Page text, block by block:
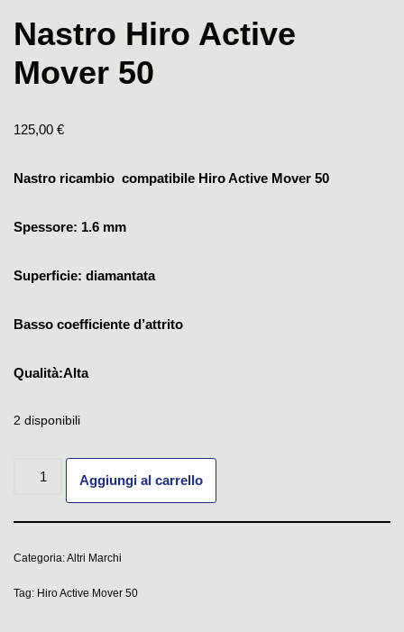
Nastro Hiro Active
Mover 50
125,00 €
Nastro ricambio compatibile Hiro Active Mover 50
Spessore: 1.6 mm
Superficie: diamantata
Basso coefficiente d’attrito
Qualità:Alta
2 disponibili
Aggiungi al carrello
Categoria:Altri Marchi
Tag: Hiro Active Mover 50